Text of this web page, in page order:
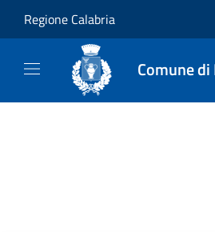
Regione Calabria
Comune